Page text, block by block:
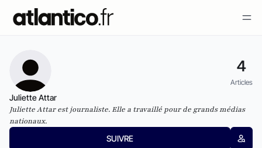
4
Articles
Juliette Attar
Juliette Attar est journaliste. Elle a travaillé pour de grands médias
nationaux.
SUIVRE